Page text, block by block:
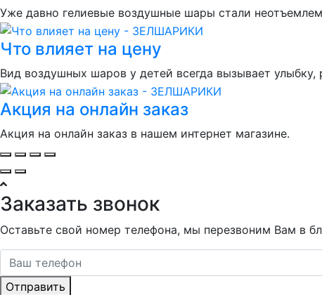
Уже давно гелиевые воздушные шары стали
Что влияет на цену
Вид воздушных шаров у детей всегда вызывает улыбку,
Акция на онлайн заказ
Акция на онлайн заказ в нашем интернет магазине.
Заказать звонок
Оставьте свой номер телефона, мы перезвоним Вам в
Отправить